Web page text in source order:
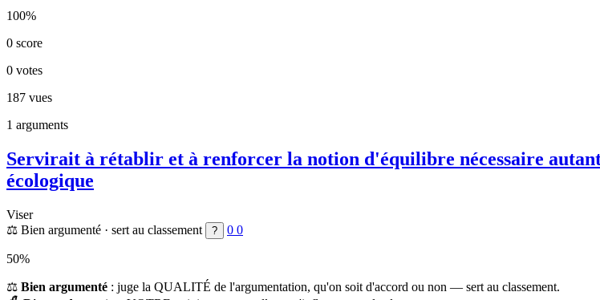
100%
0 score
0 votes
187 vues
1 arguments
Servirait à rétablir et à renforcer la notion d'équilibre nécessaire
écologique
Viser
⚖️ Bien argumenté · sert au classement ? 0 0
50%
⚖️ Bien argumenté : juge la QUALITÉ de l'argumentation, qu'on soit d'accord ou non — sert au classement.